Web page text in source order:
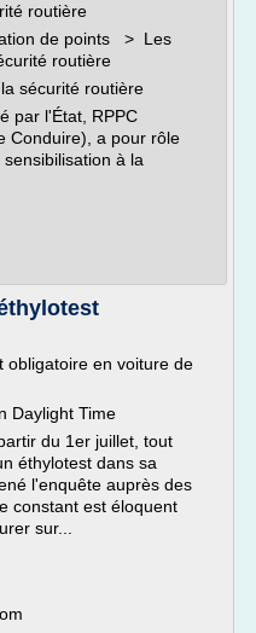
routière
de points > Les
routière
sécurité routière
par l'État, RPPC
Conduire), a pour rôle
à la
obligatoire en voiture de
Daylight Time
du 1er juillet, tout
éthylotest dans sa
l'enquête auprès des
constant est éloquent
sur...